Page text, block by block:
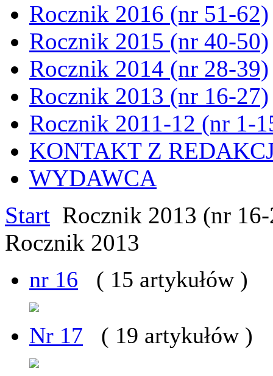
Rocznik 2016 (nr 51-62)
Rocznik 2015 (nr 40-50)
Rocznik 2014 (nr 28-39)
Rocznik 2013 (nr 16-27)
Rocznik 2011-12 (nr 1-
KONTAKT Z
WYDAWCA
Start Rocznik 2013 (nr
Rocznik 2013
nr 16 ( 15 artykułów )
Nr 17 ( 19 artykułów )